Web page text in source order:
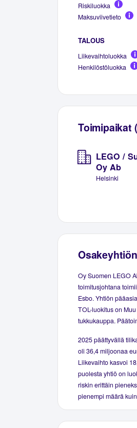
Riskiluokka
Maksuviivetieto
TALOUS
Liikevaihtoluokka
Henkilöstöluokka
Toimipaikat
LEGO /
Oy Ab
Helsinki
Oy Suomen LEGO
toimitusjohtana
Esbo. Yhtiön
TOL-luokitus on
tukkukauppa.
2025 päättyvällä
oli 36,4 miljoonaa
Liikevaihto kasvoi
puolesta yhtiö on
riskin erittäin
pienempi määrä